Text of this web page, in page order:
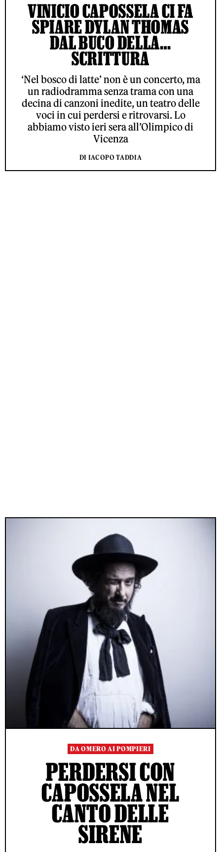
VINICIO CAPOSSELA CI FA
SPIARE DYLAN THOMAS
DAL BUCO DELLA…
SCRITTURA
‘Nel bosco di latte’ non è un concerto, ma
un radiodramma senza trama con una
decina di canzoni inedite, un teatro delle
voci in cui perdersi e ritrovarsi. Lo
abbiamo visto ieri sera all’Olimpico di
Vicenza
DI IACOPO TADDIA
DA OMERO AI POMPIERI
PERDERSI CON
CAPOSSELA NEL
CANTO DELLE
SIRENE